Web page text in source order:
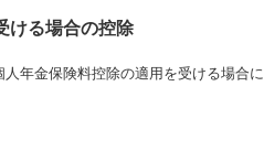
ける場合の控除
年金保険料控除の適用を受ける場合に